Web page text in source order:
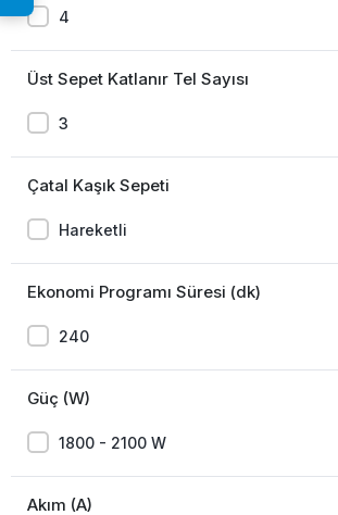
4
Üst Sepet Katlanır Tel Sayısı
3
Çatal Kaşık Sepeti
Hareketli
Ekonomi Programı Süresi (dk)
240
Güç (W)
1800 - 2100 W
Akım (A)